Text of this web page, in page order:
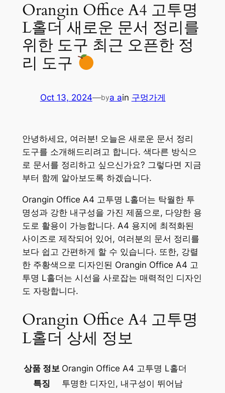
Orangin Office A4 고투명
L홀더 새로운 문서 정리를
위한 도구 최근 오픈한 정
리 도구
Oct 13, 2024—bya ain 구멍가게
안녕하세요, 여러분! 오늘은 새로운 문서 정리
도구를 소개해드리려고 합니다. 색다른 방식으
로 문서를 정리하고 싶으신가요? 그렇다면 지금
부터 함께 알아보도록 하겠습니다.
Orangin Office A4 고투명 L홀더는 탁월한 투
명성과 강한 내구성을 가진 제품으로, 다양한 용
도로 활용이 가능합니다. A4 용지에 최적화된
사이즈로 제작되어 있어, 여러분의 문서 정리를
보다 쉽고 간편하게 할 수 있습니다. 또한, 강렬
한 주황색으로 디자인된 Orangin Office A4 고
투명 L홀더는 시선을 사로잡는 매력적인 디자인
도 자랑합니다.
Orangin Office A4 고투명
L홀더 상세 정보
상품 정보 Orangin Office A4 고투명 L홀더
특징
투명한 디자인, 내구성이 뛰어남